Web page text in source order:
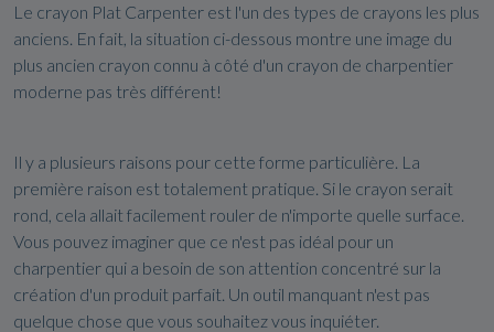
Le crayon Plat Carpenter est l'un des types de crayons les plus
anciens. En fait, la situation ci-dessous montre une image du
plus ancien crayon connu à côté d'un crayon de charpentier
moderne pas très différent!
Il y a plusieurs raisons pour cette forme particulière. La
première raison est totalement pratique. Si le crayon serait
rond, cela allait facilement rouler de n'importe quelle surface.
Vous pouvez imaginer que ce n'est pas idéal pour un
charpentier qui a besoin de son attention concentré sur la
création d'un produit parfait. Un outil manquant n'est pas
quelque chose que vous souhaitez vous inquiéter.